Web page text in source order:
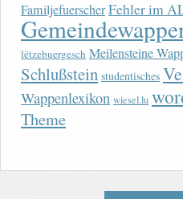
FamiljefuerscherFehler im
lëtzebuergesch Meilensteine
Schlußstein studentisches
Wappenlexikon wiesel.lu
Theme